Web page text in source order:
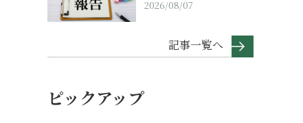
2026/08/07
記事一覧へ
ピックアップ